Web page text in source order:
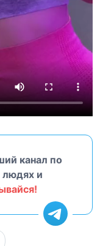
канал по
и